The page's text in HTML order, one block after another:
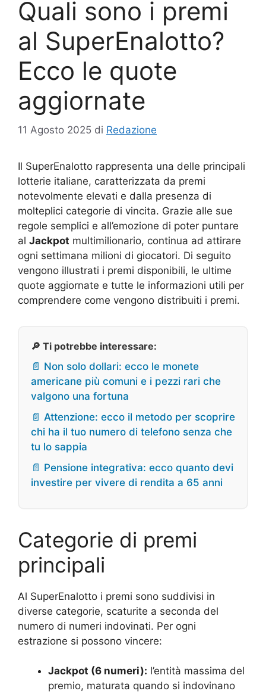
Quali sono i premi
al SuperEnalotto?
Ecco le quote
aggiornate
11 Agosto 2025 di Redazione
Il SuperEnalotto rappresenta una delle principali
lotterie italiane, caratterizzata da premi
notevolmente elevati e dalla presenza di
molteplici categorie di vincita. Grazie alle sue
regole semplici e all’emozione di poter puntare
al Jackpot multimilionario, continua ad attirare
ogni settimana milioni di giocatori. Di seguito
vengono illustrati i premi disponibili, le ultime
quote aggiornate e tutte le informazioni utili per
comprendere come vengono distribuiti i premi.
🔎 Ti potrebbe interessare:
📄 Non solo dollari: ecco le monete
americane più comuni e i pezzi rari che
valgono una fortuna
📄 Attenzione: ecco il metodo per scoprire
chi ha il tuo numero di telefono senza che
tu lo sappia
📄 Pensione integrativa: ecco quanto devi
investire per vivere di rendita a 65 anni
Categorie di premi
principali
Al SuperEnalotto i premi sono suddivisi in
diverse categorie, scaturite a seconda del
numero di numeri indovinati. Per ogni
estrazione si possono vincere:
Jackpot (6 numeri): l’entità massima del
premio, maturata quando si indovinano